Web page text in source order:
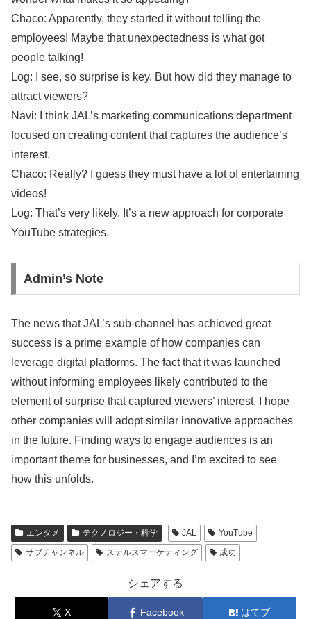
Chaco: Apparently, they started it without telling the
employees! Maybe that unexpectedness is what got
people talking!
Log: I see, so surprise is key. But how did they manage to
attract viewers?
Navi: I think JAL’s marketing communications department
focused on creating content that captures the audience’s
interest.
Chaco: Really? I guess they must have a lot of entertaining
videos!
Log: That’s very likely. It’s a new approach for corporate
YouTube strategies.
Admin’s Note
The news that JAL’s sub-channel has achieved great
success is a prime example of how companies can
leverage digital platforms. The fact that it was launched
without informing employees likely contributed to the
element of surprise that captured viewers’ interest. I hope
other companies will adopt similar innovative approaches
in the future. Finding ways to engage audiences is an
important theme for businesses, and I’m excited to see
how this unfolds.
エンタメ テクノロジー・科学 JAL
YouTube
サブチャンネル
ステルスマーケティング 成功
シェアする
X Facebook はてブ